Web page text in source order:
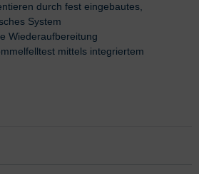
durch fest eingebautes,
System
Wiederaufbereitung
mittels integriertem